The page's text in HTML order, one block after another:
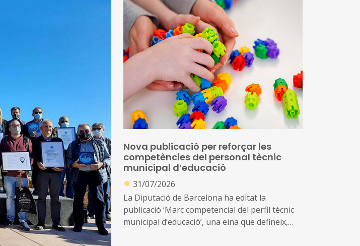
Nova publicació per reforçar les
competències del personal tècnic
municipal d’educació
● 31/07/2026
La Diputació de Barcelona ha editat la
publicació ‘Marc competencial del perfil tècnic
municipal d’educació’, una eina que defineix,